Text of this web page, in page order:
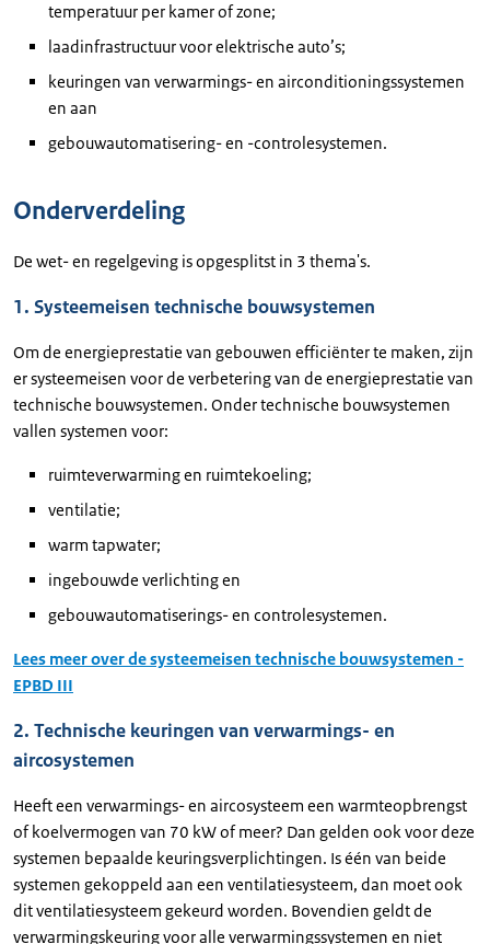
temperatuur per kamer of zone;
laadinfrastructuur voor elektrische auto’s;
keuringen van verwarmings- en airconditioningssystemen
en aan
gebouwautomatisering- en -controlesystemen.
Onderverdeling
De wet- en regelgeving is opgesplitst in 3 thema's.
1. Systeemeisen technische bouwsystemen
Om de energieprestatie van gebouwen efficiënter te maken, zijn
er systeemeisen voor de verbetering van de energieprestatie van
technische bouwsystemen. Onder technische bouwsystemen
vallen systemen voor:
ruimteverwarming en ruimtekoeling;
ventilatie;
warm tapwater;
ingebouwde verlichting en
gebouwautomatiserings- en controlesystemen.
Lees meer over de systeemeisen technische bouwsystemen -
EPBD III
2. Technische keuringen van verwarmings- en
aircosystemen
Heeft een verwarmings- en aircosysteem een warmteopbrengst
of koelvermogen van 70 kW of meer? Dan gelden ook voor deze
systemen bepaalde keuringsverplichtingen. Is één van beide
systemen gekoppeld aan een ventilatiesysteem, dan moet ook
dit ventilatiesysteem gekeurd worden. Bovendien geldt de
verwarmingskeuring voor alle verwarmingssystemen en niet